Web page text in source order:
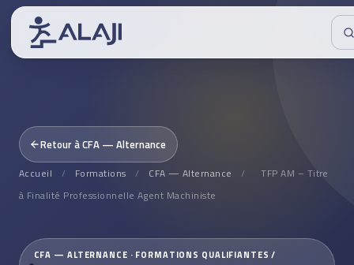
Retour à CFA — Alternance
Accueil / Formations / CFA — Alternance /
TFP AM – Titre
à Finalité Professionnelle Agent Machiniste
CFA — ALTERNANCE · FORMATIONS QUALIFIANTES /